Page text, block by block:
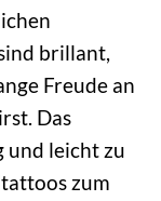
brillant,
Freude an
Das
und leicht zu
zum